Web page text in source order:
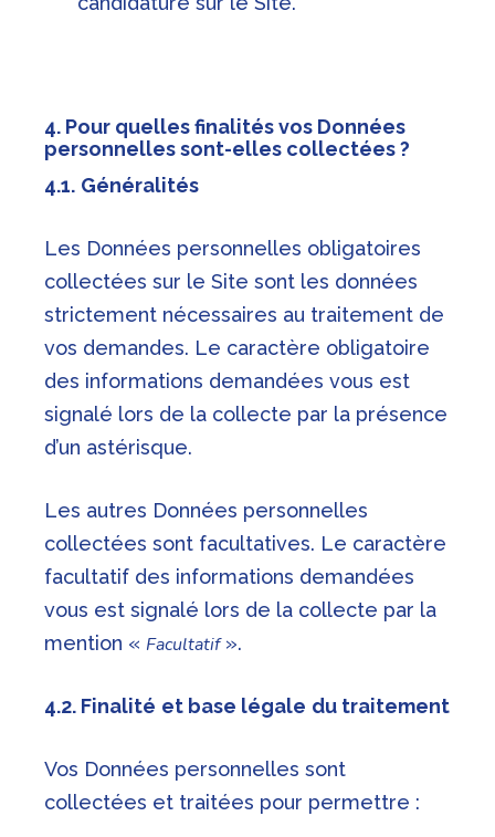
4. Pour quelles finalités vos Données
personnelles sont-elles collectées ?
4.1. Généralités
Les Données personnelles obligatoires
collectées sur le Site sont les données
strictement nécessaires au traitement de
vos demandes. Le caractère obligatoire
des informations demandées vous est
signalé lors de la collecte par la présence
d’un astérisque.
Les autres Données personnelles
collectées sont facultatives. Le caractère
facultatif des informations demandées
vous est signalé lors de la collecte par la
mention « Facultatif».
4.2. Finalité et base légale du traitement
Vos Données personnelles sont
collectées et traitées pour permettre :